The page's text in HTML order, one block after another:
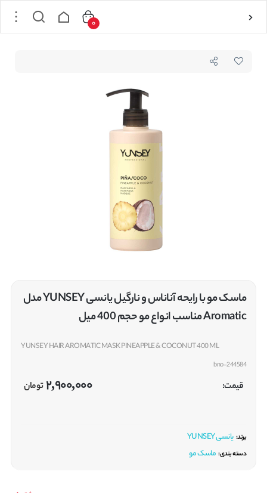
ماسک مو با رایحه آناناس و نارگیل یانسی YUNSEY مدل Aromatic مناسب انواع مو حجم 400 میل
0
ماسک مو با رایحه آناناس و نارگیل یانسی YUNSEY مدل
Aromatic مناسب انواع مو حجم 400 میل
YUNSEY HAIR AROMATIC MASK PINEAPPLE & COCONUT 400 ML
bno-244584
قیمت: 2,900,000 تومان
برند: یانسی YUNSEY
دسته بندی: ماسک مو